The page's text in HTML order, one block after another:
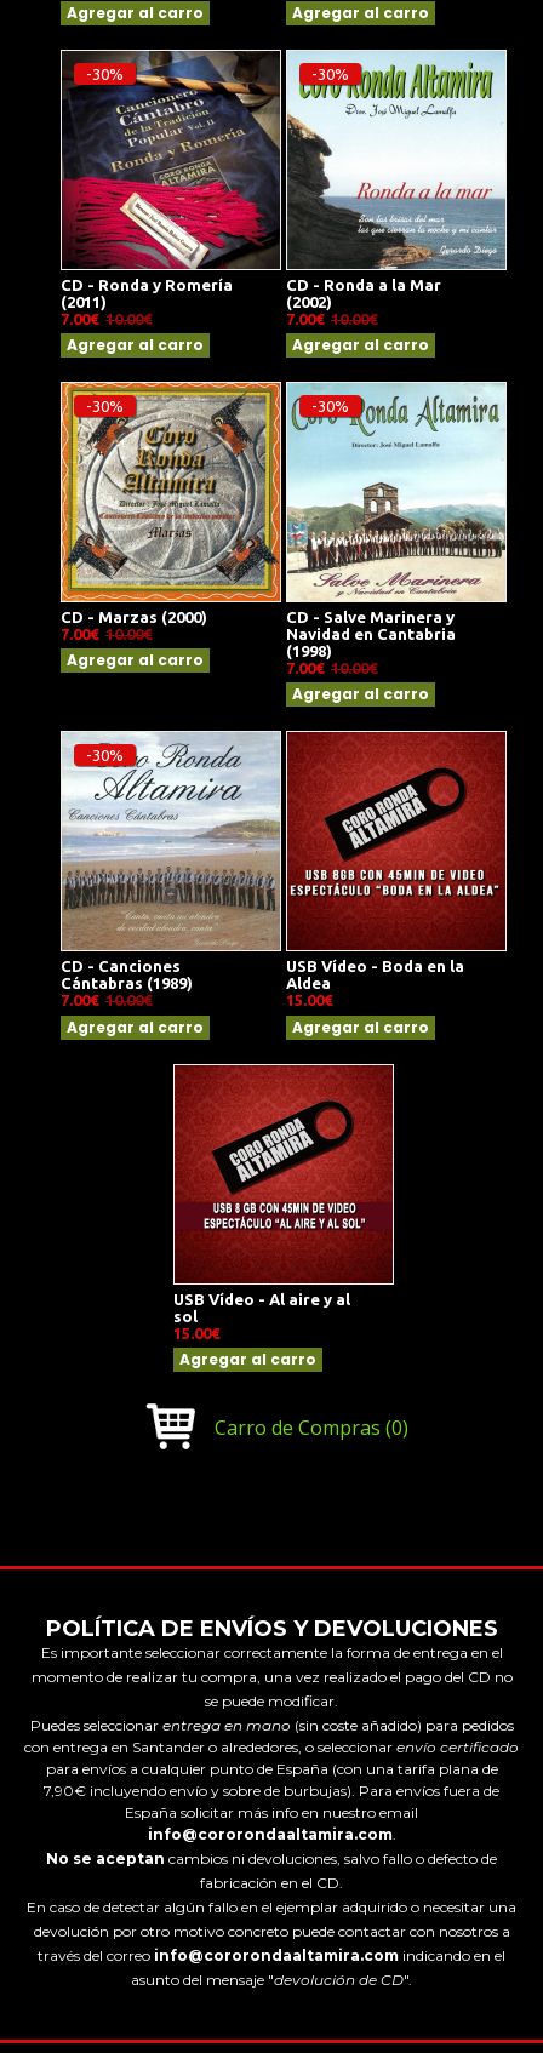
Agregar al carro Agregar al carro
-30%
CD - Ronda y Romería
(2011)
7.00€ 10.00€
Agregar al carro
-30%
CD - Ronda a la Mar
(2002)
7.00€ 10.00€
Agregar al carro
-30%
CD - Marzas (2000)
7.00€ 10.00€
Agregar al carro
-30%
CD - Salve Marinera y
Navidad en Cantabria
(1998)
7.00€ 10.00€
Agregar al carro
-30%
CD - Canciones
Cántabras (1989)
7.00€ 10.00€
Agregar al carro
USB Vídeo - Boda en la
Aldea
15.00€
Agregar al carro
USB Vídeo - Al aire y al
sol
15.00€
Agregar al carro
Carro de Compras (0)
POLÍTICA DE ENVÍOS Y DEVOLUCIONES
Es importante seleccionar correctamente la forma de entrega en el
momento de realizar tu compra, una vez realizado el pago del CD no
se puede modificar.
Puedes seleccionar entrega en mano (sin coste añadido) para pedidos
con entrega en Santander o alrededores, o seleccionar envío certificado
para envíos a cualquier punto de España (con una tarifa plana de
7,90€ incluyendo envío y sobre de burbujas). Para envíos fuera de
España solicitar más info en nuestro email
info@cororondaaltamira.com.
No se aceptan cambios ni devoluciones, salvo fallo o defecto de
fabricación en el CD.
En caso de detectar algún fallo en el ejemplar adquirido o necesitar una
devolución por otro motivo concreto puede contactar con nosotros a
través del correo info@cororondaaltamira.com indicando en el
asunto del mensaje "devolución de CD".